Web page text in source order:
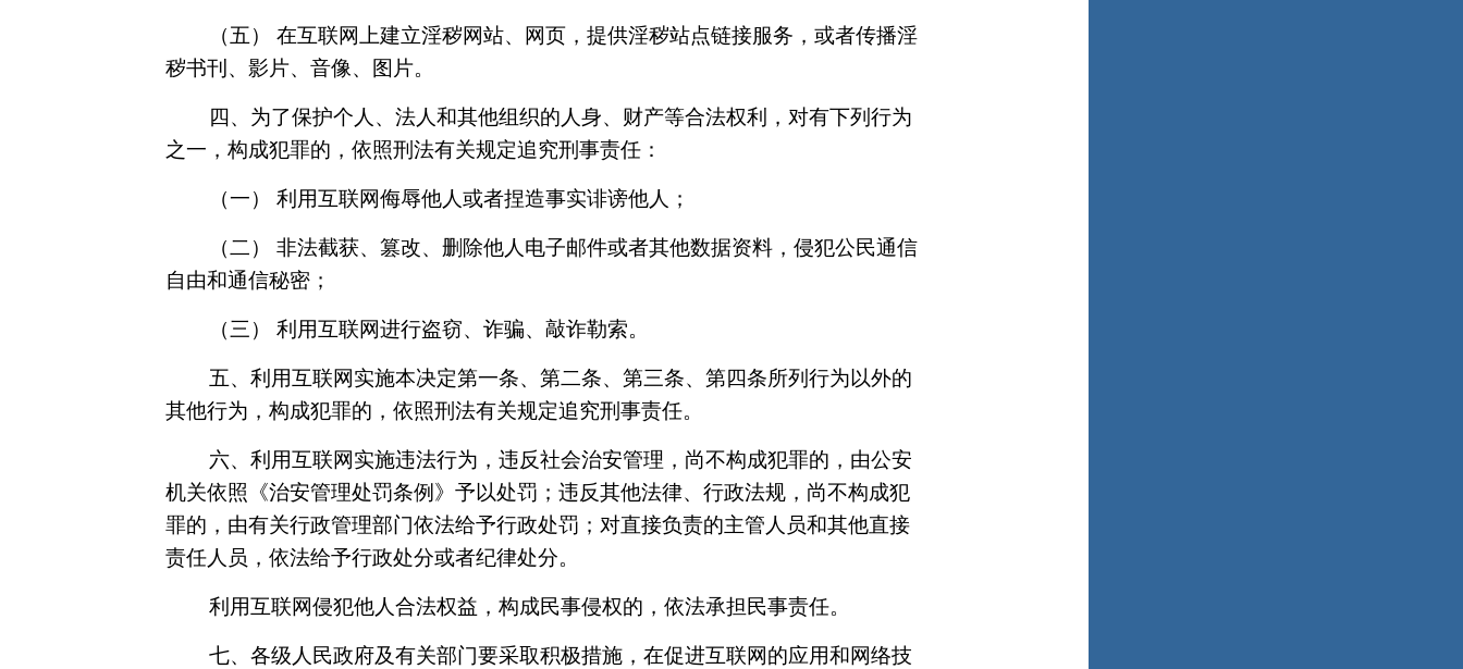
（五） 在互联网上建立淫秽网站、网页，提供淫秽站点链接服务，或者传播淫
秽书刊、影片、音像、图片。
四、为了保护个人、法人和其他组织的人身、财产等合法权利，对有下列行为
之一，构成犯罪的，依照刑法有关规定追究刑事责任：
（一） 利用互联网侮辱他人或者捏造事实诽谤他人；
（二） 非法截获、篡改、删除他人电子邮件或者其他数据资料，侵犯公民通信
自由和通信秘密；
（三） 利用互联网进行盗窃、诈骗、敲诈勒索。
五、利用互联网实施本决定第一条、第二条、第三条、第四条所列行为以外的
其他行为，构成犯罪的，依照刑法有关规定追究刑事责任。
六、利用互联网实施违法行为，违反社会治安管理，尚不构成犯罪的，由公安
机关依照《治安管理处罚条例》予以处罚；违反其他法律、行政法规，尚不构成犯
罪的，由有关行政管理部门依法给予行政处罚；对直接负责的主管人员和其他直接
责任人员，依法给予行政处分或者纪律处分。
利用互联网侵犯他人合法权益，构成民事侵权的，依法承担民事责任。
七、各级人民政府及有关部门要采取积极措施，在促进互联网的应用和网络技